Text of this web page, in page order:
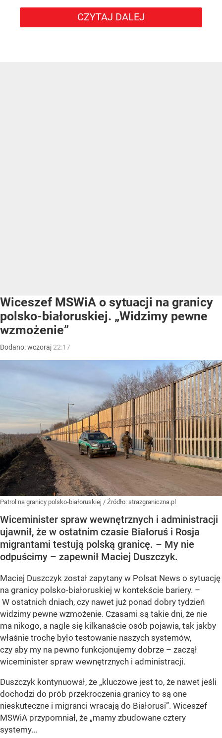
CZYTAJ DALEJ
Wiceszef MSWiA o sytuacji na granicy
polsko-białoruskiej. „Widzimy pewne
wzmożenie”
Dodano:wczoraj 22:17
Patrol na granicy polsko-białoruskiej / Źródło: strazgraniczna.pl
Wiceminister spraw wewnętrznych i administracji
ujawnił, że w ostatnim czasie Białoruś i Rosja
migrantami testują polską granicę. – My nie
odpuścimy – zapewnił Maciej Duszczyk.
Maciej Duszczyk został zapytany w Polsat News o sytuację
na granicy polsko-białoruskiej w kontekście bariery. –
W ostatnich dniach, czy nawet już ponad dobry tydzień
widzimy pewne wzmożenie. Czasami są takie dni, że nie
ma nikogo, a nagle się kilkanaście osób pojawia, tak jakby
właśnie trochę było testowanie naszych systemów,
czy aby my na pewno funkcjonujemy dobrze – zaczął
wiceminister spraw wewnętrznych i administracji.
Duszczyk kontynuował, że „kluczowe jest to, że nawet jeśli
dochodzi do prób przekroczenia granicy to są one
nieskuteczne i migranci wracają do Białorusi”. Wiceszef
MSWiA przypomniał, że „mamy zbudowane cztery
systemy...